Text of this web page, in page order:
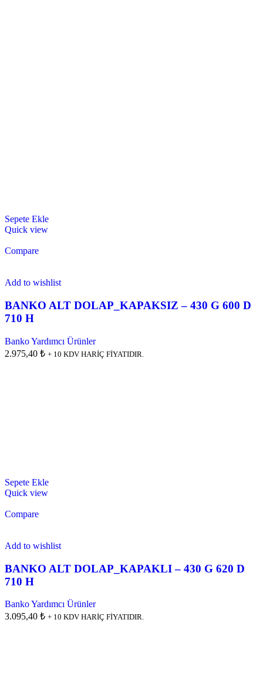
Sepete Ekle
Quick view
Compare
Add to wishlist
BANKO ALT DOLAP_KAPAKSIZ – 430 G 600 D
710 H
Banko Yardımcı Ürünler
2.975,40 ₺ + 10 KDV HARİÇ FİYATIDIR.
Sepete Ekle
Quick view
Compare
Add to wishlist
BANKO ALT DOLAP_KAPAKLI – 430 G 620 D
710 H
Banko Yardımcı Ürünler
3.095,40 ₺ + 10 KDV HARİÇ FİYATIDIR.